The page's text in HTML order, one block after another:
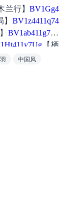
兰行】 BV1Gg4
】 BV1z4411q74
BV1ab411g7Fb
【栖
【山河
中国风